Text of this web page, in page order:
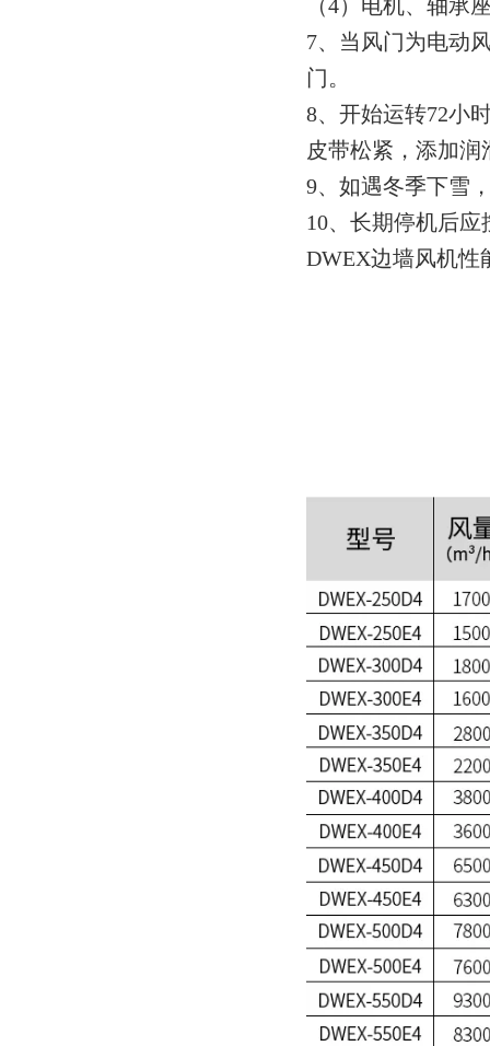
（4）电机、轴承
7、当风门为电动
门。
8、开始运转72小
皮带松紧，添加润
9、如遇冬季下雪
10、长期停机后
DWEX边墙风机性